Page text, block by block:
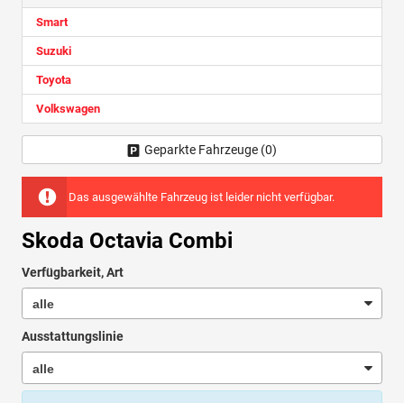
Das ausgewählte Fahrzeug ist leider nicht verfügbar.
Skoda Octavia Combi
Verfügbarkeit, Art
Ausstattungslinie
Smart
Suzuki
Toyota
Volkswagen
Geparkte Fahrzeuge (0)